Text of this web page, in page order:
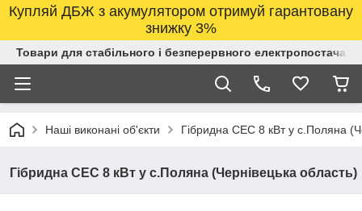
Купляй ДБЖ з акумулятором отримуй гарантовану
знижку 3%
Товари для стабільного і безперервного
Наші виконані об'єкти Гібридна СЕС 8 кВт у с.Поляна
Гібридна СЕС 8 кВт у с.Поляна (Чернівецька область)